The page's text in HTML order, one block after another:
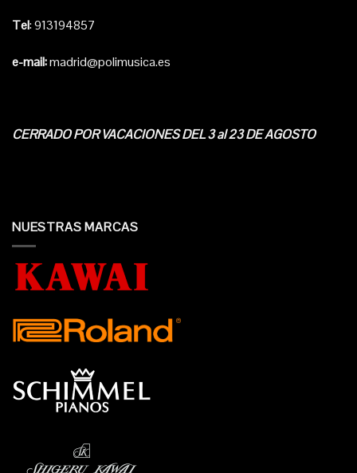
Tel: 913194857
e-mail:madrid@polimusica.es
CERRADO POR VACACIONES DEL 3 al 23 DE AGOSTO
NUESTRAS MARCAS